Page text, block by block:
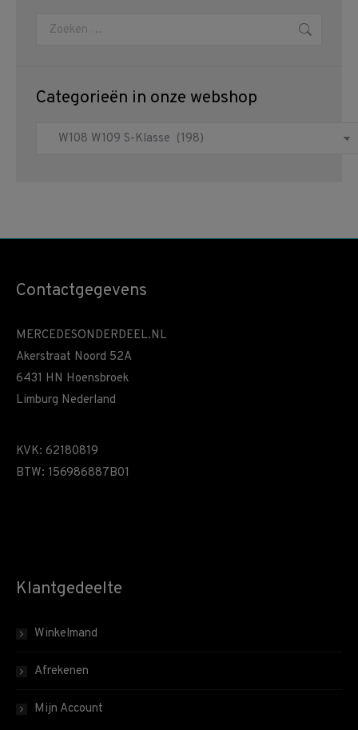
Zoeken:
Categorieën in onze webshop
Contactgegevens
MERCEDESONDERDEEL.NL
Akerstraat Noord 52A
6431 HN Hoensbroek
Limburg Nederland
KVK: 62180819
BTW: 156986887B01
Klantgedeelte
Winkelmand
Afrekenen
Mijn Account